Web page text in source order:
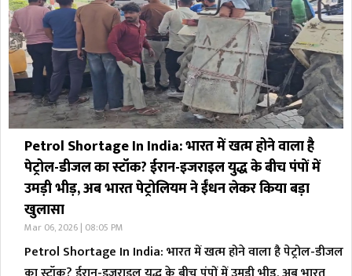
Petrol Shortage In India: भारत में खत्म होने वाला है
पेट्रोल-डीजल का स्टॉक? ईरान-इजराइल युद्ध के बीच पंपों में
उमड़ी भीड़, अब भारत पेट्रोलियम ने ईंधन लेकर किया बड़ा
खुलासा
Mar 06, 2026 | 08:05 PM
Petrol Shortage In India: भारत में खत्म होने वाला है पेट्रोल-डीजल